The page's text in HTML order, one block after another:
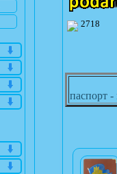
2718
паспорт -